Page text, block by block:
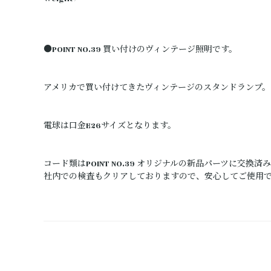
●POINT NO.39 買い付けのヴィンテージ照明です。
アメリカで買い付けてきたヴィンテージのスタンドランプ。
電球は口金E26サイズとなります。
コード類はPOINT NO.39 オリジナルの新品パーツに交換済み
社内での検査もクリアしておりますので、安心してご使用で